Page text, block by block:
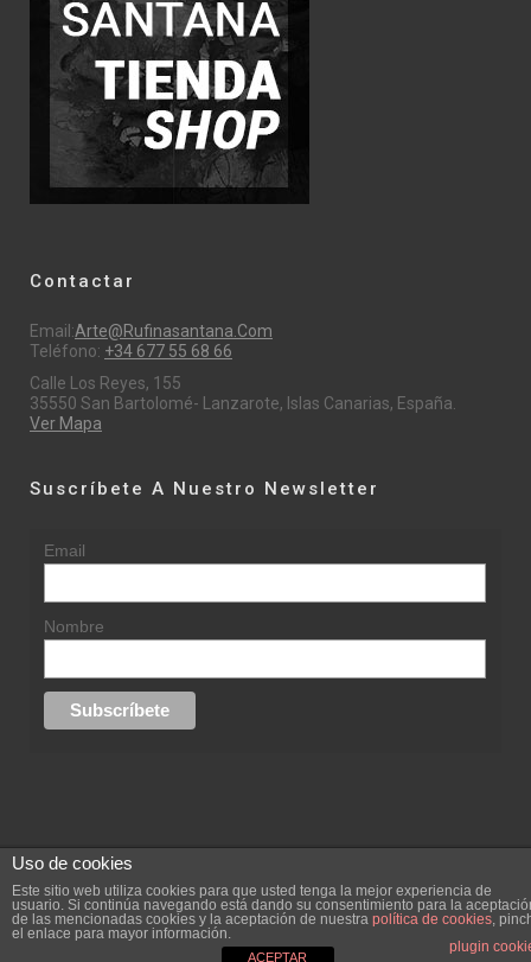
Contactar
Email:Arte@rufinasantana.com
Teléfono: +34 677 55 68 66
Calle Los Reyes, 155
35550 San Bartolomé- Lanzarote, Islas Canarias, España.
Ver Mapa
Suscríbete A Nuestro Newsletter
Email
Nombre
replica rolex datejust replica rolex day date
Creada por
Uso de cookies
Este sitio web utiliza cookies para que usted tenga la mejor experiencia de
usuario. Si continúa navegando está dando su consentimiento para la
de las mencionadas cookies y la aceptación de nuestra política de cookies,
el enlace para mayor información.
plugin
ACEPTAR